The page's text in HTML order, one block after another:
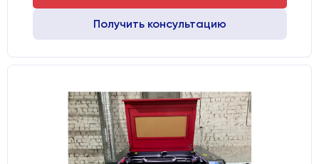
Получить консультацию